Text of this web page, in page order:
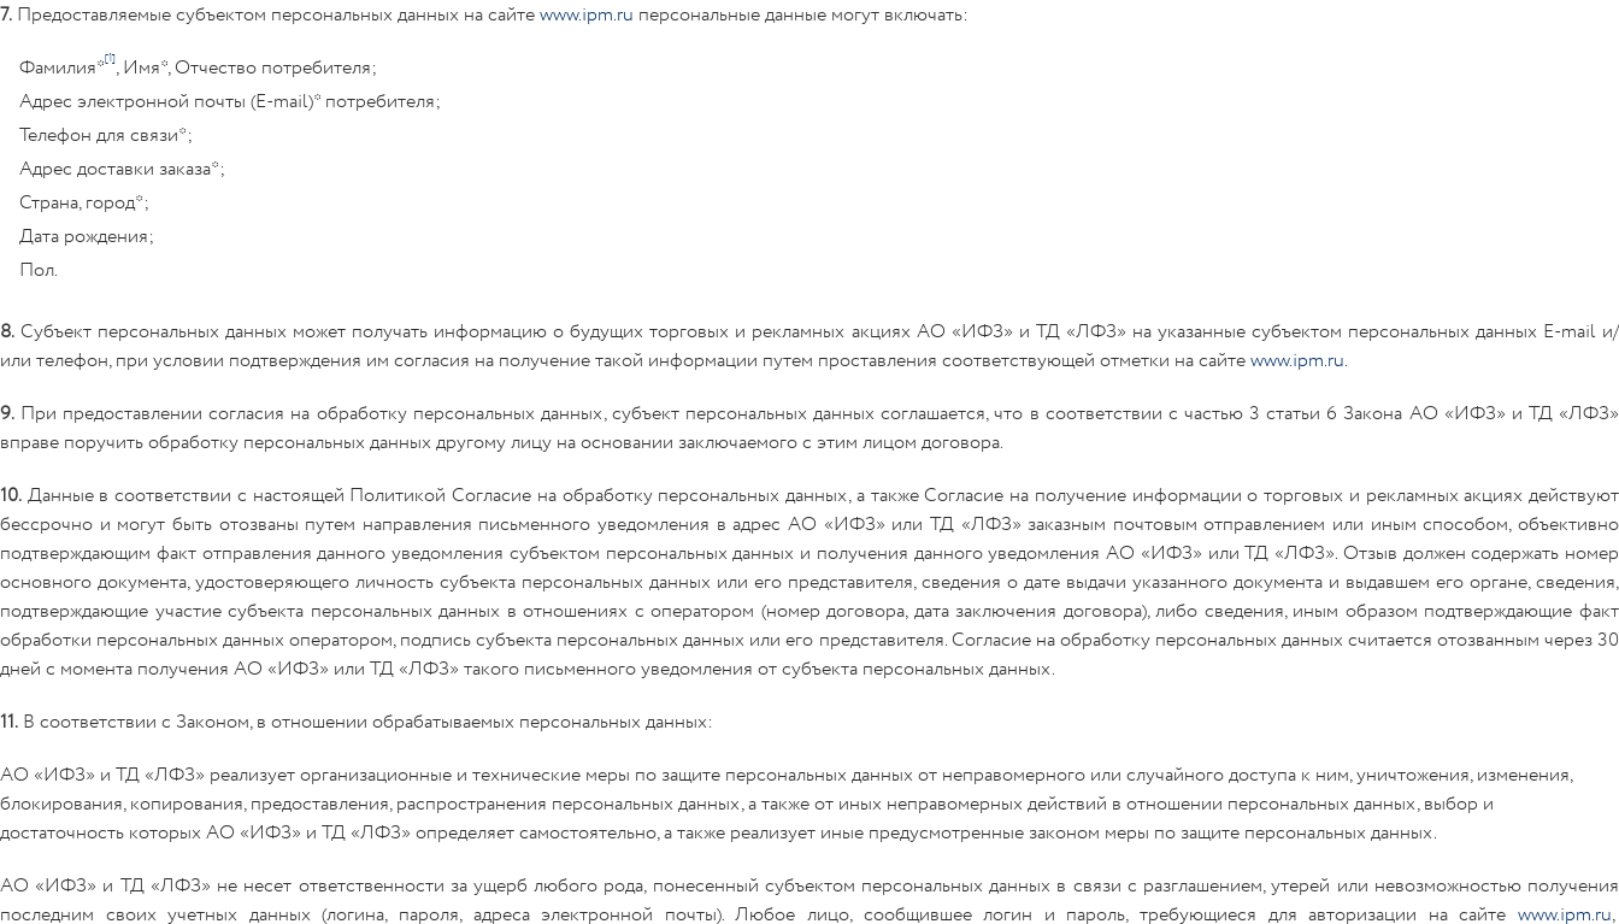
7. Предоставляемые субъектом персональных данных на сайтеwww.ipm.ru персональные данные могут включать:
Фамилия*[1], Имя*, Отчество потребителя;
Адрес электронной почты (E-mail)* потребителя;
Телефон для связи*;
Адрес доставки заказа*;
Страна, город*;
Дата рождения;
Пол.
8. Субъект персональных данных может получать информацию о будущих торговых и рекламных акциях АО «ИФЗ» и ТД «ЛФЗ» на указанные субъектом персональных данных E-mail и/
или телефон, при условии подтверждения им согласия на получение такой информации путем проставления соответствующей отметки на сайтеwww.ipm.ru.
9. При предоставлении согласия на обработку персональных данных, субъект персональных данных соглашается, что в соответствии с частью 3 статьи 6 Закона АО «ИФЗ» и ТД «ЛФЗ»
вправе поручить обработку персональных данных другому лицу на основании заключаемого с этим лицом договора.
10. Данные в соответствии с настоящей Политикой Согласие на обработку персональных данных, а также Согласие на получение информации о торговых и рекламных акциях действуют
бессрочно и могут быть отозваны путем направления письменного уведомления в адрес АО «ИФЗ» или ТД «ЛФЗ» заказным почтовым отправлением или иным способом, объективно
подтверждающим факт отправления данного уведомления субъектом персональных данных и получения данного уведомления АО «ИФЗ» или ТД «ЛФЗ». Отзыв должен содержать номер
основного документа, удостоверяющего личность субъекта персональных данных или его представителя, сведения о дате выдачи указанного документа и выдавшем его органе, сведения,
подтверждающие участие субъекта персональных данных в отношениях с оператором (номер договора, дата заключения договора), либо сведения, иным образом подтверждающие факт
обработки персональных данных оператором, подпись субъекта персональных данных или его представителя. Согласие на обработку персональных данных считается отозванным через 30
дней с момента получения АО «ИФЗ» или ТД «ЛФЗ» такого письменного уведомления от субъекта персональных данных.
11. В соответствии с Законом, в отношении обрабатываемых персональных данных:
АО «ИФЗ» и ТД «ЛФЗ» реализует организационные и технические меры по защите персональных данных от неправомерного или случайного доступа к ним, уничтожения, изменения,
блокирования, копирования, предоставления, распространения персональных данных, а также от иных неправомерных действий в отношении персональных данных, выбор и
достаточность которых АО «ИФЗ» и ТД «ЛФЗ» определяет самостоятельно, а также реализует иные предусмотренные законом меры по защите персональных данных.
АО «ИФЗ» и ТД «ЛФЗ» не несет ответственности за ущерб любого рода, понесенный субъектом персональных данных в связи с разглашением, утерей или невозможностью получения
последним своих учетных данных (логина, пароля, адреса электронной почты). Любое лицо, сообщившее логин и пароль, требующиеся для авторизации на сайте www.ipm.ru,